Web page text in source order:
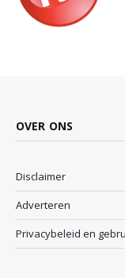
OVER ONS
Disclaimer
Adverteren
Privacybeleid en